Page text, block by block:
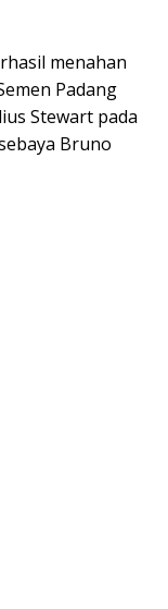
menahan
Padang
Stewart pada
Bruno